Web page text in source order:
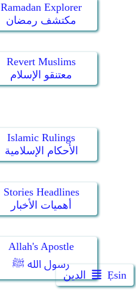
الدين Ẹsin
Ramadan Explorer
مكتشف رمضان
Revert Muslims
معتنقو الإسلام
Islamic Rulings
الأحكام الإسلامية
Stories Headlines
أهميات الأخبار
Allah's Apostle
رسول الله ﷺ